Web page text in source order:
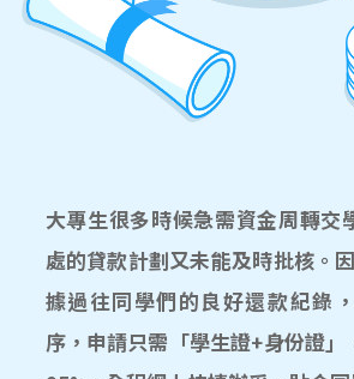
大專生很多時候急需資金周轉交
處的貸款計劃又未能及時批核。
據過往同學們的良好還款紀錄
序，申請只需「學生證+身份證